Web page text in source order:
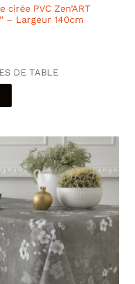
PVC Zen’ART
– Largeur 140cm
DE TABLE